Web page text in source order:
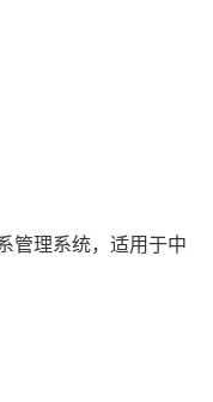
管理系统，适用于中